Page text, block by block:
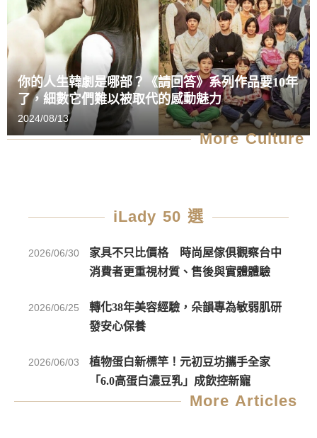
你的人生韓劇是哪部？《請回答》系列作品要10年
了，細數它們難以被取代的感動魅力
2024/08/13
More Culture
iLady 50 選
家具不只比價格 時尚屋傢俱觀察台中
消費者更重視材質、售後與實體體驗
2026/06/30
轉化38年美容經驗，朵韻專為敏弱肌研
發安心保養
2026/06/25
植物蛋白新標竿！元初豆坊攜手全家
「6.0高蛋白濃豆乳」成飲控新寵
2026/06/03
More Articles